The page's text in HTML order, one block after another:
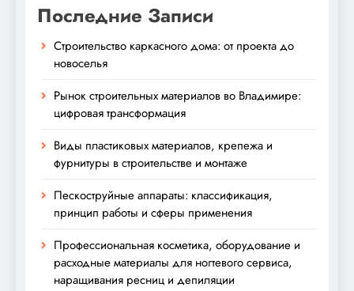
Последние Записи
Строительство каркасного дома: от проекта до
новоселья
Рынок строительных материалов во Владимире:
цифровая трансформация
Виды пластиковых материалов, крепежа и
фурнитуры в строительстве и монтаже
Пескоструйные аппараты: классификация,
принцип работы и сферы применения
Профессиональная косметика, оборудование и
расходные материалы для ногтевого сервиса,
наращивания ресниц и депиляции